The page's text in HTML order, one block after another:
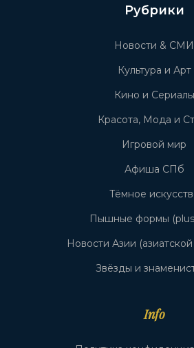
Рубрики
Новости & СМИ
Культура и Арт
Кино и Сериалы
Красота, Мода и
Игровой мир
Афиша СПб
Тёмное
Пышные формы
Новости Азии (азиатской
Звёзды и
Info